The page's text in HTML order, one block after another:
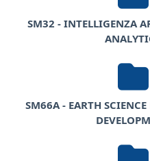
SM32 - INTELLIGENZA
SM66A - EARTH